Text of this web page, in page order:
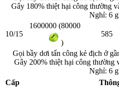
Gây 180% thiệt hại công thường
Nghỉ: 6
10/15
1600000 (80000
)
585
Gọi bầy dơi tấn công kẻ địch ở
Gây 200% thiệt hại công thường
Nghỉ: 6
Cấp